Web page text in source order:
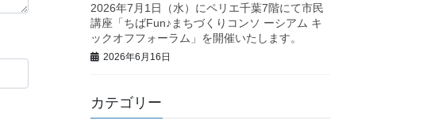
2026年7月1日（水）にペリエ千葉7階にて市民
講座「ちばFun♪まちづくりコンソ ーシアム キ
ックオフフォーラム」を開催いたします。
2026年6月16日
カテゴリー